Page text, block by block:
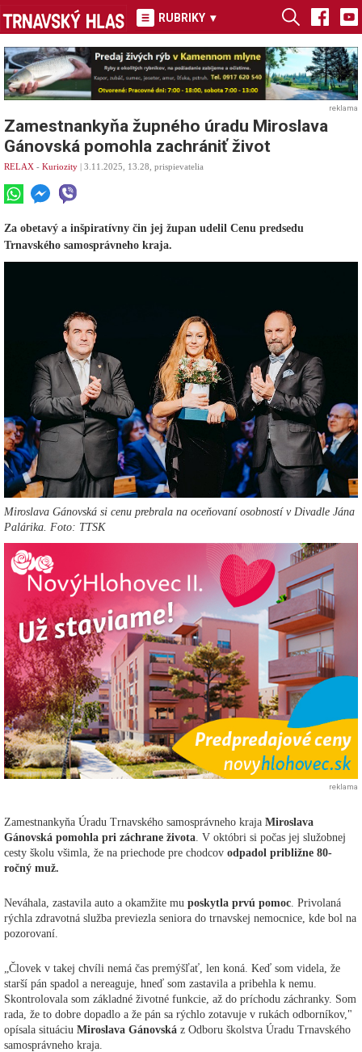
RUBRIKY ▾
reklama
Zamestnankyňa župného úradu Miroslava
Gánovská pomohla zachrániť život
RELAX - Kuriozity | 3.11.2025, 13.28, prispievatelia
Za obetavý a inšpiratívny čin jej župan udelil Cenu predsedu
Trnavského samosprávneho kraja.
Miroslava Gánovská si cenu prebrala na oceňovaní osobností v Divadle Jána
Palárika. Foto: TTSK
reklama
Zamestnankyňa Úradu Trnavského samosprávneho kraja Miroslava
Gánovská pomohla pri záchrane života . V októbri si počas jej služobnej
cesty školu všimla, že na priechode pre chodcov odpadol približne 80-
ročný muž.
Neváhala, zastavila auto a okamžite mu poskytla prvú pomoc . Privolaná
rýchla zdravotná služba previezla seniora do trnavskej nemocnice, kde bol na
pozorovaní.
„Človek v takej chvíli nemá čas premýšľať, len koná. Keď som videla, že
starší pán spadol a nereaguje, hneď som zastavila a pribehla k nemu.
Skontrolovala som základné životné funkcie, až do príchodu záchranky. Som
rada, že to dobre dopadlo a že pán sa rýchlo zotavuje v rukách odborníkov,"
opísala situáciu Miroslava Gánovská z Odboru školstva Úradu Trnavského
samosprávneho kraja.